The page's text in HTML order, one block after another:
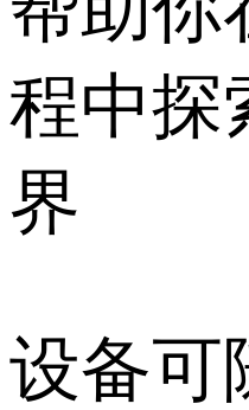
程中探
界
设备可